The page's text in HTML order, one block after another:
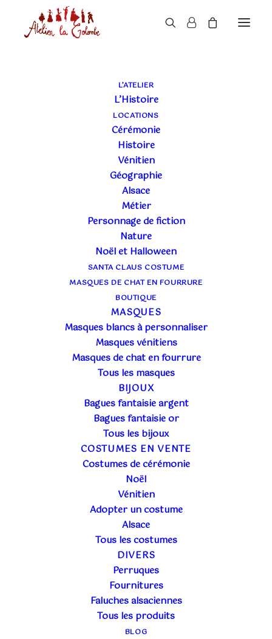
L’ATELIER
L’Histoire
LOCATIONS
Cérémonie
Histoire
Vénitien
Géographie
Alsace
Métier
Personnage de fiction
Nature
Noël et Halloween
SANTA CLAUS COSTUME
MASQUES DE CHAT EN FOURRURE
BOUTIQUE
MASQUES
Masques blancs à personnaliser
Masques vénitiens
Masques de chat en fourrure
Tous les masques
BIJOUX
Bagues fantaisie argent
Bagues fantaisie or
Tous les bijoux
COSTUMES EN VENTE
Costumes de cérémonie
Noël
Vénitien
Adopter un costume
Alsace
Tous les costumes
DIVERS
Perruques
Fournitures
Faluches alsaciennes
Tous les produits
BLOG
BOURGEOIS
MÉDIÉVAL BLEU